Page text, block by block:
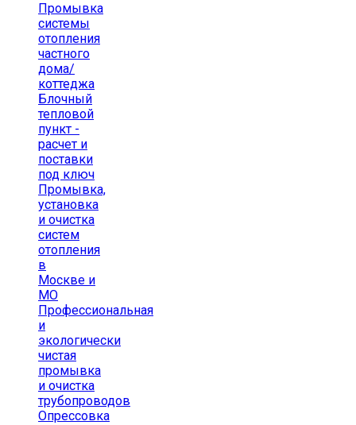
Промывка
системы
отопления
частного
дома/
коттеджа
Блочный
тепловой
пункт -
расчет и
поставки
под ключ
Промывка,
установка
и очистка
систем
отопления
в
Москве и
МО
Профессиональная
и
экологически
чистая
промывка
и очистка
трубопроводов
Опрессовка